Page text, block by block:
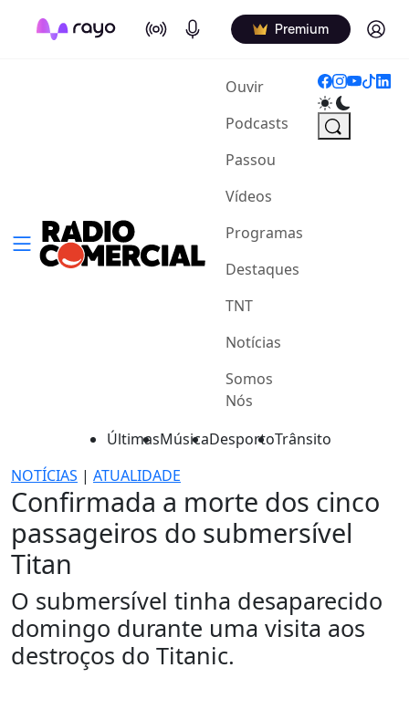
On Air Podcasts Premium Log in
Ouvir(current)
Podcasts
Passou
Vídeos
Programas
Destaques
TNT
Notícias
Somos
Nós
ÚltimasMúsicaDesportoTrânsito
NOTÍCIAS | ATUALIDADE
Confirmada a morte dos cinco
passageiros do submersível
Titan
O submersível tinha desaparecido
domingo durante uma visita aos
destroços do Titanic.